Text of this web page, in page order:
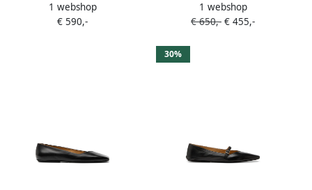
ballerina's Zwart
1 webshop
€ 590,-
gespbandje Zwart
1 webshop
€ 650,- € 455,-
30%